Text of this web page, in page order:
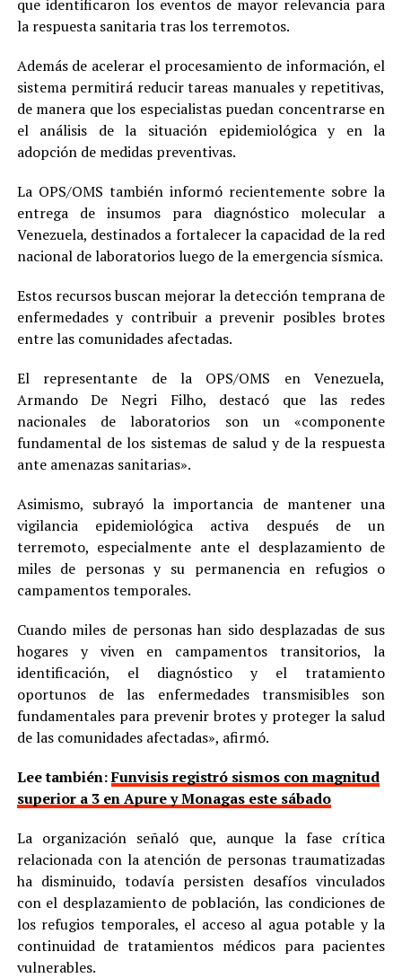
que identificaron los eventos de mayor relevancia para
la respuesta sanitaria tras los terremotos.
Además de acelerar el procesamiento de información, el
sistema permitirá reducir tareas manuales y repetitivas,
de manera que los especialistas puedan concentrarse en
el análisis de la situación epidemiológica y en la
adopción de medidas preventivas.
La OPS/OMS también informó recientemente sobre la
entrega de insumos para diagnóstico molecular a
Venezuela, destinados a fortalecer la capacidad de la red
nacional de laboratorios luego de la emergencia sísmica.
Estos recursos buscan mejorar la detección temprana de
enfermedades y contribuir a prevenir posibles brotes
entre las comunidades afectadas.
El representante de la OPS/OMS en Venezuela,
Armando De Negri Filho, destacó que las redes
nacionales de laboratorios son un «componente
fundamental de los sistemas de salud y de la respuesta
ante amenazas sanitarias».
Asimismo, subrayó la importancia de mantener una
vigilancia epidemiológica activa después de un
terremoto, especialmente ante el desplazamiento de
miles de personas y su permanencia en refugios o
campamentos temporales.
Cuando miles de personas han sido desplazadas de sus
hogares y viven en campamentos transitorios, la
identificación, el diagnóstico y el tratamiento
oportunos de las enfermedades transmisibles son
fundamentales para prevenir brotes y proteger la salud
de las comunidades afectadas», afirmó.
Lee también:Funvisis registró sismos con magnitud
superior a 3 en Apure y Monagas este sábado
La organización señaló que, aunque la fase crítica
relacionada con la atención de personas traumatizadas
ha disminuido, todavía persisten desafíos vinculados
con el desplazamiento de población, las condiciones de
los refugios temporales, el acceso al agua potable y la
continuidad de tratamientos médicos para pacientes
vulnerables.